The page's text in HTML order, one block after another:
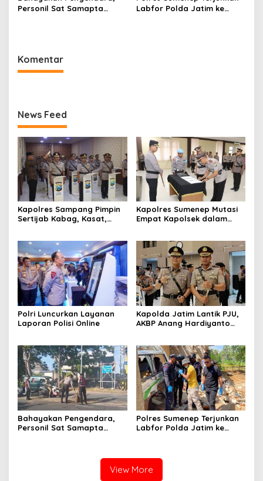
Personil Sat Samapta
Labfor Polda Jatim ke
Komentar
News Feed
Kapolres Sampang Pimpin
Sertijab Kabag, Kasat,
Kapolres Sumenep Mutasi
Empat Kapolsek dalam
Polri Luncurkan Layanan
Laporan Polisi Online
Kapolda Jatim Lantik PJU,
AKBP Anang Hardiyanto
Bahayakan Pengendara,
Personil Sat Samapta
Polres Sumenep Terjunkan
Labfor Polda Jatim ke
View More